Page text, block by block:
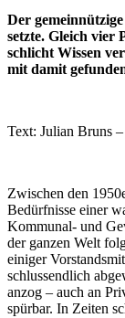
Der
setzte. Gleich vier
schlicht Wissen
mit damit
Text: Julian Bruns
Zwischen den
Bedürfnisse einer
Kommunal- und
der ganzen Welt
einiger
schlussendlich
anzog – auch an
spürbar. In Zeiten